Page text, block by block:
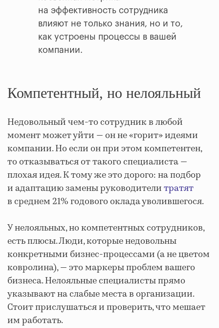
на эффективность сотрудника
влияют не только знания, но и то,
как устроены процессы в вашей
компании.
Компетентный, но нелояльный
Недовольный чем-то сотрудник в любой
момент может уйти — он не «горит» идеями
компании. Но если он при этом компетентен,
то отказываться от такого специалиста —
плохая идея. К тому же это дорого: на подбор
и адаптацию замены руководителитратят
в среднем 21% годового оклада уволившегося.
У нелояльных, но компетентных сотрудников,
есть плюсы. Люди, которые недовольны
конкретными бизнес-процессами (а не цветом
ковролина), — это маркеры проблем вашего
бизнеса. Нелояльные специалисты прямо
указывают на слабые места в организации.
Стоит прислушаться и проверить, что мешает
им работать.